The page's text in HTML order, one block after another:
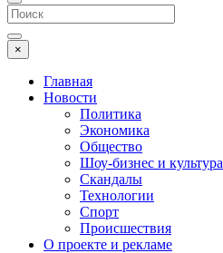
×
Главная
Новости
Политика
Экономика
Общество
Шоу-бизнес и культура
Скандалы
Технологии
Спорт
Происшествия
О проекте и рекламе